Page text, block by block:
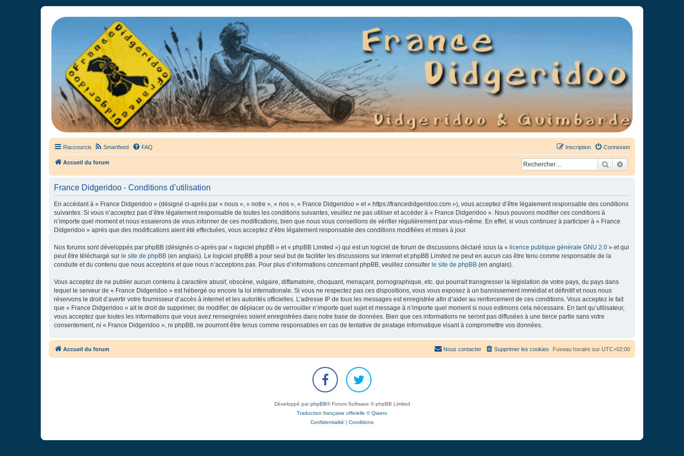
France Didgeridoo
Didgeridoo et Guimbarde sur France Didgeridoo - retrouvez la communauté.
Raccourcis Smartfeed FAQ Connexion
Inscription
Accueil du forum Rechercher
France Didgeridoo - Conditions d’utilisation
En accédant à « France Didgeridoo » (désigné ci-après par « nous », « notre », « nos », « France Didgeridoo » et « https://francedidgeridoo.com »), vous acceptez d’être légalement responsable des conditions
suivantes. Si vous n’acceptez pas d’être légalement responsable de toutes les conditions suivantes, veuillez ne pas utiliser et accéder à « France Didgeridoo ». Nous pouvons modifier ces conditions à
n’importe quel moment et nous essaierons de vous informer de ces modifications, bien que nous vous conseillons de vérifier régulièrement par vous-même. En effet, si vous continuez à participer à « France
Didgeridoo » après que des modifications aient été effectuées, vous acceptez d’être légalement responsable des conditions modifiées et mises à jour.
Nos forums sont développés par phpBB (désignés ci-après par « logiciel phpBB » et « phpBB Limited ») qui est un logiciel de forum de discussions déclaré sous la « licence publique générale GNU 2.0 » et qui
peut être téléchargé sur le site de phpBB (en anglais). Le logiciel phpBB a pour seul but de faciliter les discussions sur internet et phpBB Limited ne peut en aucun cas être tenu comme responsable de la
conduite et du contenu que nous acceptons et que nous n’acceptons pas. Pour plus d’informations concernant phpBB, veuillez consulter le site de phpBB (en anglais).
Vous acceptez de ne publier aucun contenu à caractère abusif, obscène, vulgaire, diffamatoire, choquant, menaçant, pornographique, etc. qui pourrait transgresser la législation de votre pays, du pays dans
lequel le serveur de « France Didgeridoo » est hébergé ou encore la loi internationale. Si vous ne respectez pas ces dispositions, vous vous exposez à un bannissement immédiat et définitif et nous nous
réservons le droit d’avertir votre fournisseur d’accès à internet et les autorités officielles. L’adresse IP de tous les messages est enregistrée afin d’aider au renforcement de ces conditions. Vous acceptez le fait
que « France Didgeridoo » ait le droit de supprimer, de modifier, de déplacer ou de verrouiller n’importe quel sujet et message à n’importe quel moment si nous estimons cela nécessaire. En tant qu’utilisateur,
vous acceptez que toutes les informations que vous avez renseignées soient enregistrées dans notre base de données. Bien que ces informations ne seront pas diffusées à une tierce partie sans votre
consentement, ni « France Didgeridoo », ni phpBB, ne pourront être tenus comme responsables en cas de tentative de piratage informatique visant à compromettre vos données.
Accueil du forum Fuseau horaire sur UTC+02:00
Supprimer les cookies
Nous contacter
Développé parphpBB® Forum Software © phpBB Limited
Traduction française officielle ©Qiaeru
Confidentialité | Conditions